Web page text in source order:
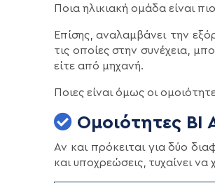
Ποια ηλικιακή ομάδα είναι
Επίσης, αναλαμβάνει την
τις οποίες στην συνέχεια,
είτε από μηχανή.
Ποιες είναι όμως οι
Ομοιότητες BI
Αν και πρόκειται για δύο
και υποχρεώσεις, τυχαίνει να